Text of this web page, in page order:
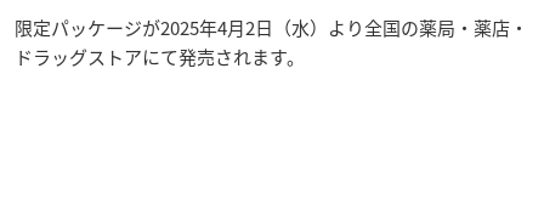
限定パッケージが2025年4月2日（水）より全国の薬局・薬店・
ドラッグストアにて発売されます。